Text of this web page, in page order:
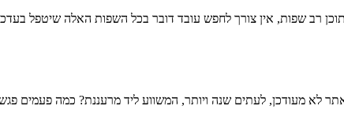
רב שפות, אין צורך לחפש עובד דובר בכל השפות האלה שיטפל
לא מעודכן, לעתים שנה ויותר, המשווע ליד מרעננת? כמה פעמים